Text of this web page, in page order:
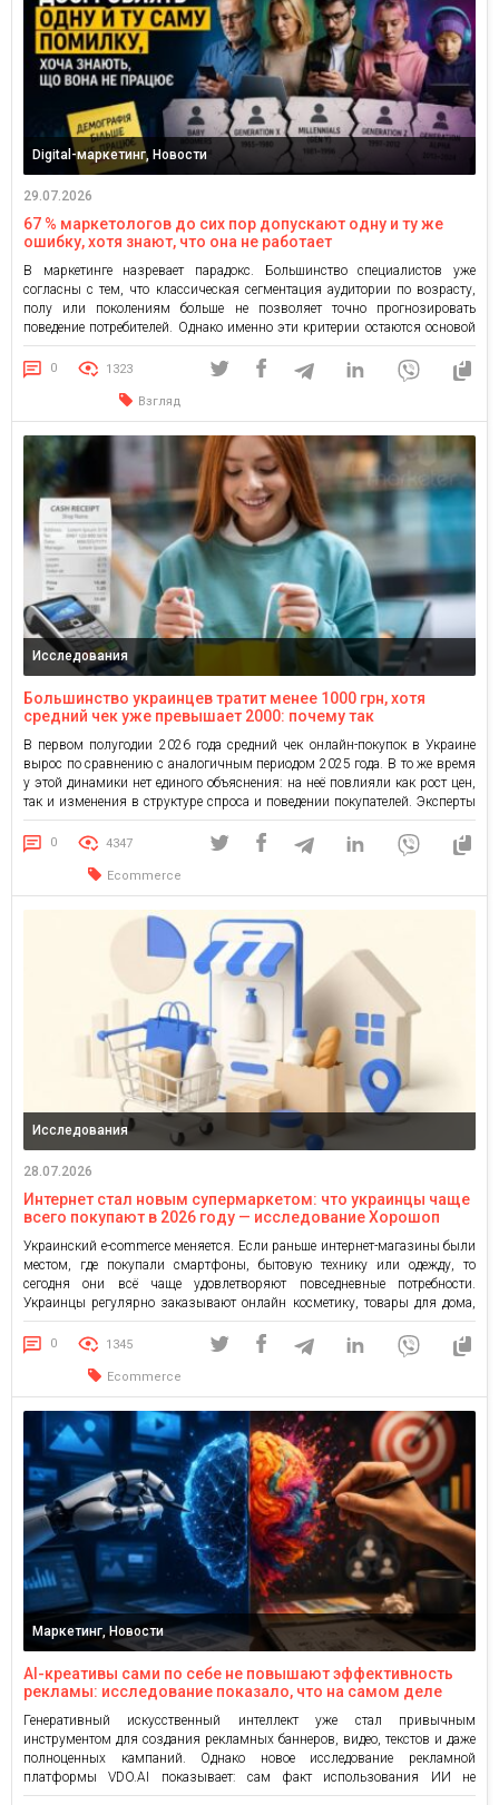
Digital-маркетинг, Новости
29.07.2026
67 % маркетологов до сих пор допускают одну и ту же
ошибку, хотя знают, что она не работает
В маркетинге назревает парадокс. Большинство специалистов уже
согласны с тем, что классическая сегментация аудитории по возрасту,
полу или поколениям больше не позволяет точно прогнозировать
поведение потребителей. Однако именно эти критерии остаются основой
большинства AI-запросов, маркетинговых стратегий и рекламных
кампаний. К такому выводу пришли аналитики WARC в партнерстве с
TikTok и LIONS Advisory, а результаты исследования […]
0 1323
Взгляд
Исследования
Большинство украинцев тратит менее 1000 грн, хотя
средний чек уже превышает 2000: почему так
В первом полугодии 2026 года средний чек онлайн-покупок в Украине
вырос по сравнению с аналогичным периодом 2025 года. В то же время
у этой динамики нет единого объяснения: на неё повлияли как рост цен,
так и изменения в структуре спроса и поведении покупателей. Эксперты
WayForPay собрали и сопоставили доступную статистику Национального
банка Украины, Госстата, украинских […]
0 4347
Ecommerce
Исследования
28.07.2026
Интернет стал новым супермаркетом: что украинцы чаще
всего покупают в 2026 году — исследование Хорошоп
Украинский e-commerce меняется. Если раньше интернет-магазины были
местом, где покупали смартфоны, бытовую технику или одежду, то
сегодня они всё чаще удовлетворяют повседневные потребности.
Украинцы регулярно заказывают онлайн косметику, товары для дома,
корм для домашних животных и продукты питания. К таким выводам
пришли аналитики Хорошопа, проанализировавшие 9,4 млн заказов,
оформленных в 11 560 интернет-магазинах на платформе […]
0 1345
Ecommerce
Маркетинг, Новости
AI-креативы сами по себе не повышают эффективность
рекламы: исследование показало, что на самом деле
Генеративный искусственный интеллект уже стал привычным
инструментом для создания рекламных баннеров, видео, текстов и даже
полноценных кампаний. Однако новое исследование рекламной
платформы VDO.AI показывает: сам факт использования ИИ не
гарантирует лучших результатов. Гораздо более важными для